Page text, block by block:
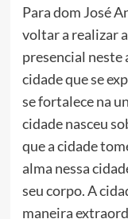
Para dom José
voltar a realizar
presencial neste
cidade que se
se fortalece na
cidade nasceu
que a cidade
alma nessa
seu corpo. A
maneira